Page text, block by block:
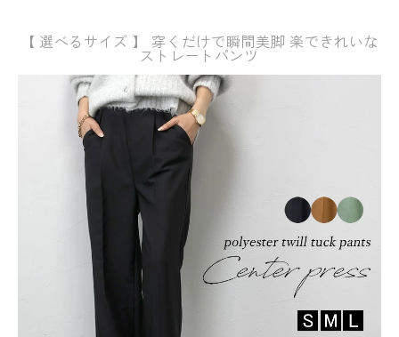
【 選べるサイズ 】 穿くだけで瞬間美脚 楽できれいな
ストレートパンツ